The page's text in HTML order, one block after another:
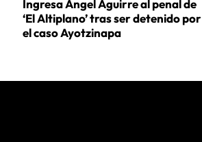
Ingresa Ángel Aguirre al penal de
‘El Altiplano’ tras ser detenido por
el caso Ayotzinapa